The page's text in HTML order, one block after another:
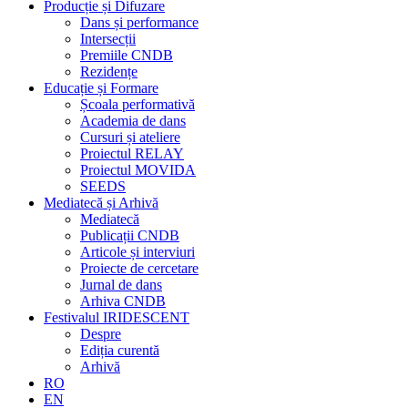
Producție și Difuzare
Dans și performance
Intersecții
Premiile CNDB
Rezidențe
Educație și Formare
Școala performativă
Academia de dans
Cursuri și ateliere
Proiectul RELAY
Proiectul MOVIDA
SEEDS
Mediatecă și Arhivă
Mediatecă
Publicații CNDB
Articole și interviuri
Proiecte de cercetare
Jurnal de dans
Arhiva CNDB
Festivalul IRIDESCENT
Despre
Ediția curentă
Arhivă
RO
EN